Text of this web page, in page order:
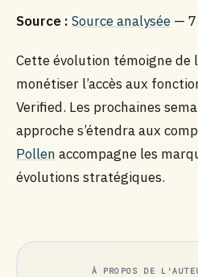
Source : Source analysée — 7
Cette évolution témoigne de
monétiser l’accès aux
Verified. Les prochaines
approche s’étendra aux
Pollen accompagne les
évolutions stratégiques.
À PROPOS DE